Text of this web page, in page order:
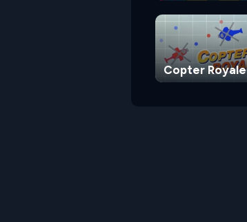
Copter Royale